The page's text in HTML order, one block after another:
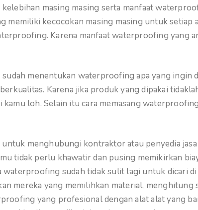
masing masing serta manfaat
memiliki kecocokan masing masing untuk setiap
Karena manfaat waterproofing yang
sudah menentukan waterproofing apa yang ingin
Karena jika produk yang dipakai
kamu loh. Selain itu cara memasang
untuk menghubungi kontraktor atau penyedia
tidak perlu khawatir dan pusing memikirkan
waterproofing sudah tidak sulit lagi untuk dicari
mereka yang memilihkan material, menghitung
yang profesional dengan alat alat yang